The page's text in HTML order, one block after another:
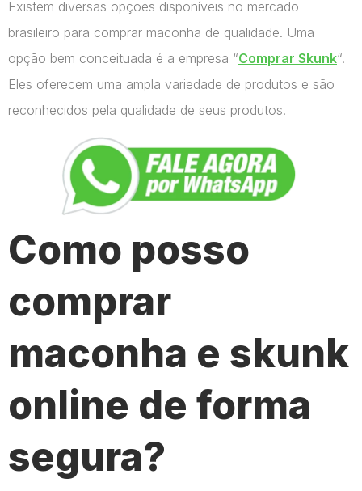
Existem diversas opções disponíveis no mercado
brasileiro para comprar maconha de qualidade. Uma
opção bem conceituada é a empresa “Comprar Skunk“.
Eles oferecem uma ampla variedade de produtos e são
reconhecidos pela qualidade de seus produtos.
Como posso
comprar
maconha e skunk
online de forma
segura?